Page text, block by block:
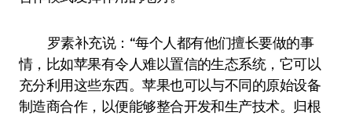
罗素补充说：“每个人都有他们擅长要做的事
情，比如苹果有令人难以置信的生态系统，它可以
充分利用这些东西。苹果也可以与不同的原始设备
制造商合作，以便能够整合开发和生产技术。归根